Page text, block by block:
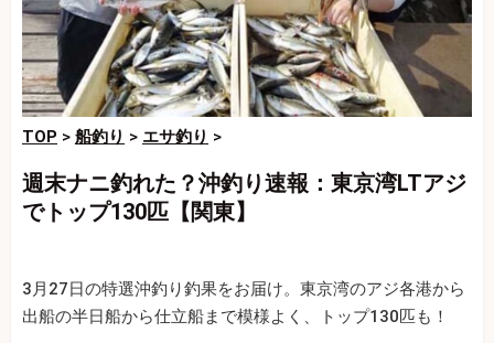
TOP > 船釣り > エサ釣り >
週末ナニ釣れた？沖釣り速報：東京湾LTアジ
でトップ130匹【関東】
3月27日の特選沖釣り釣果をお届け。東京湾のアジ各港から
出船の半日船から仕立船まで模様よく、トップ130匹も！